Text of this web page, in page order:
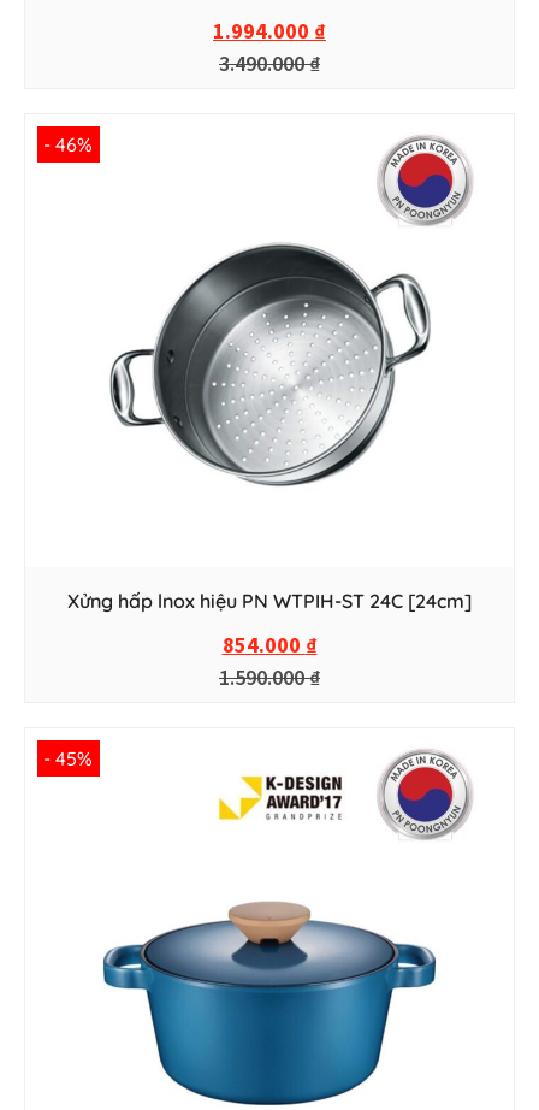
3.490.000₫
1.994.000 ₫
- 46%
Xửng hấp lnox hiệu PN WTPIH-ST 24C [24cm]
1.590.000₫
854.000 ₫
- 45%